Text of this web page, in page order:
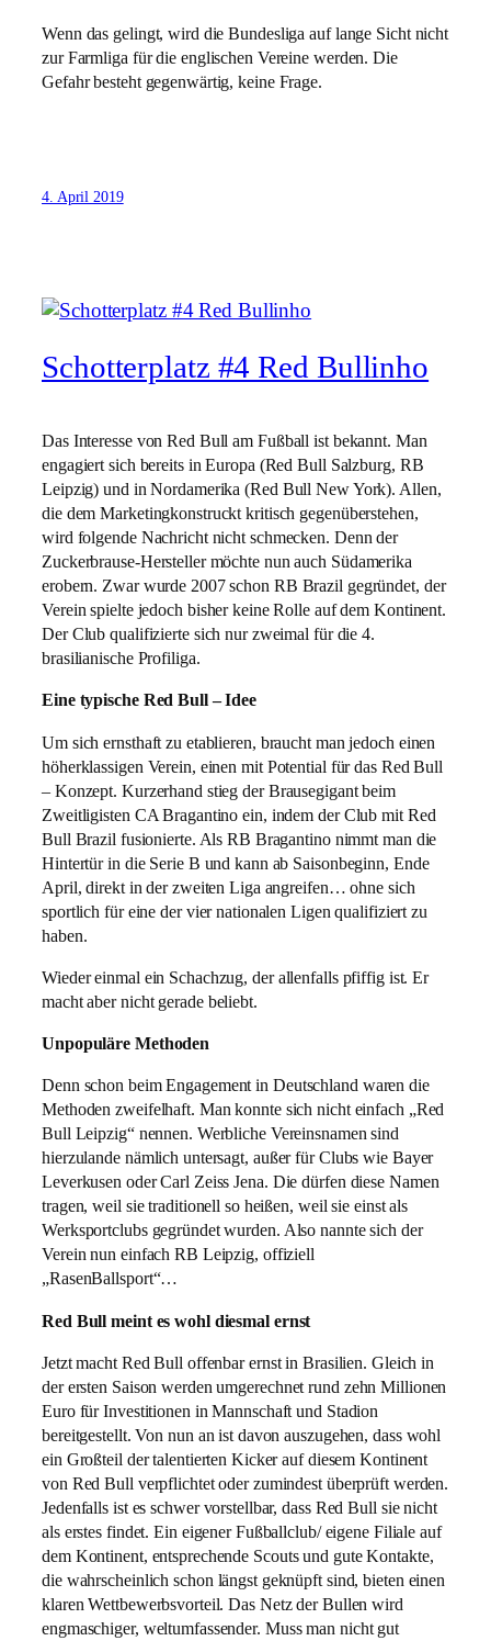
Wenn das gelingt, wird die Bundesliga auf lange Sicht nicht
zur Farmliga für die englischen Vereine werden. Die
Gefahr besteht gegenwärtig, keine Frage.
4. April 2019
Schotterplatz #4 Red Bullinho
Das Interesse von Red Bull am Fußball ist bekannt. Man
engagiert sich bereits in Europa (Red Bull Salzburg, RB
Leipzig) und in Nordamerika (Red Bull New York). Allen,
die dem Marketingkonstruckt kritisch gegenüberstehen,
wird folgende Nachricht nicht schmecken. Denn der
Zuckerbrause-Hersteller möchte nun auch Südamerika
erobern. Zwar wurde 2007 schon RB Brazil gegründet, der
Verein spielte jedoch bisher keine Rolle auf dem Kontinent.
Der Club qualifizierte sich nur zweimal für die 4.
brasilianische Profiliga.
Eine typische Red Bull – Idee
Um sich ernsthaft zu etablieren, braucht man jedoch einen
höherklassigen Verein, einen mit Potential für das Red Bull
– Konzept. Kurzerhand stieg der Brausegigant beim
Zweitligisten CA Bragantino ein, indem der Club mit Red
Bull Brazil fusionierte. Als RB Bragantino nimmt man die
Hintertür in die Serie B und kann ab Saisonbeginn, Ende
April, direkt in der zweiten Liga angreifen… ohne sich
sportlich für eine der vier nationalen Ligen qualifiziert zu
haben.
Wieder einmal ein Schachzug, der allenfalls pfiffig ist. Er
macht aber nicht gerade beliebt.
Unpopuläre Methoden
Denn schon beim Engagement in Deutschland waren die
Methoden zweifelhaft. Man konnte sich nicht einfach „Red
Bull Leipzig“ nennen. Werbliche Vereinsnamen sind
hierzulande nämlich untersagt, außer für Clubs wie Bayer
Leverkusen oder Carl Zeiss Jena. Die dürfen diese Namen
tragen, weil sie traditionell so heißen, weil sie einst als
Werksportclubs gegründet wurden. Also nannte sich der
Verein nun einfach RB Leipzig, offiziell
„RasenBallsport“…
Red Bull meint es wohl diesmal ernst
Jetzt macht Red Bull offenbar ernst in Brasilien. Gleich in
der ersten Saison werden umgerechnet rund zehn Millionen
Euro für Investitionen in Mannschaft und Stadion
bereitgestellt. Von nun an ist davon auszugehen, dass wohl
ein Großteil der talentierten Kicker auf diesem Kontinent
von Red Bull verpflichtet oder zumindest überprüft werden.
Jedenfalls ist es schwer vorstellbar, dass Red Bull sie nicht
als erstes findet. Ein eigener Fußballclub/ eigene Filiale auf
dem Kontinent, entsprechende Scouts und gute Kontakte,
die wahrscheinlich schon längst geknüpft sind, bieten einen
klaren Wettbewerbsvorteil. Das Netz der Bullen wird
engmaschiger, weltumfassender. Muss man nicht gut